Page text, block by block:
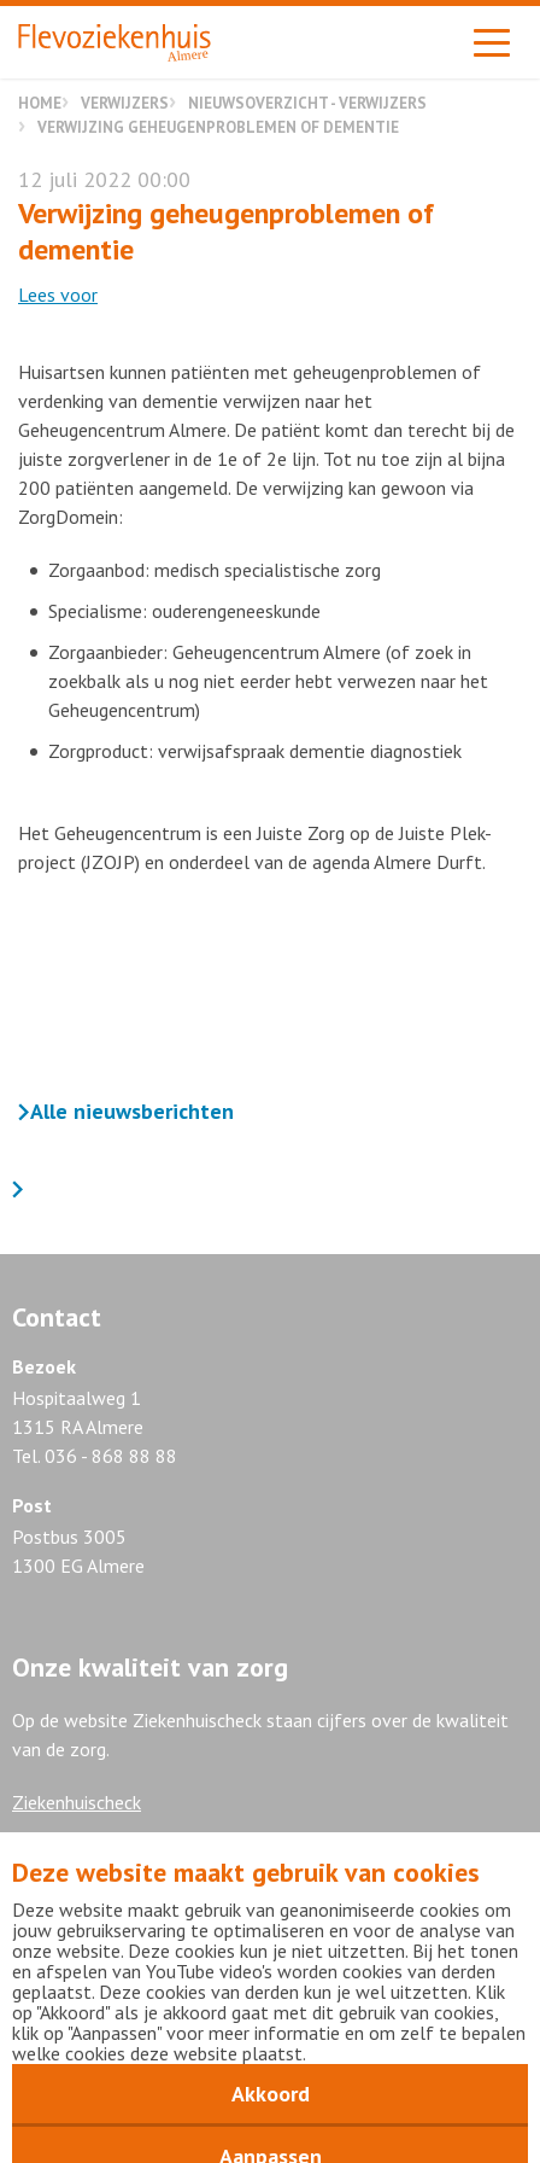
Almere
HOME VERWIJZERS
NIEUWSOVERZICHT - VERWIJZERS
VERWIJZING GEHEUGENPROBLEMEN OF DEMENTIE
12 juli 2022 00:00
Verwijzing geheugenproblemen of
dementie
Lees voor
Huisartsen kunnen patiënten met geheugenproblemen of
verdenking van dementie verwijzen naar het
Geheugencentrum Almere. De patiënt komt dan terecht bij de
juiste zorgverlener in de 1e of 2e lijn. Tot nu toe zijn al bijna
200 patiënten aangemeld. De verwijzing kan gewoon via
ZorgDomein:
Zorgaanbod: medisch specialistische zorg
Specialisme: ouderengeneeskunde
Zorgaanbieder: Geheugencentrum Almere (of zoek in
zoekbalk als u nog niet eerder hebt verwezen naar het
Geheugencentrum)
Zorgproduct: verwijsafspraak dementie diagnostiek
Het Geheugencentrum is een Juiste Zorg op de Juiste Plek-
project (JZOJP) en onderdeel van de agenda Almere Durft.
Alle nieuwsberichten
Contact
Bezoek
Hospitaalweg 1
1315 RA Almere
Tel. 036 - 868 88 88
Post
Postbus 3005
1300 EG Almere
Onze kwaliteit van zorg
Op de website Ziekenhuischeck staan cijfers over de kwaliteit
van de zorg.
Ziekenhuischeck
7,9
Bekijk alle waarderingen
DisclaimerPrivacy statementmijnFlevoziekenhuis
Copyright Flevoziekenhuis 2026
Deze website maakt gebruik van cookies
Deze website maakt gebruik van geanonimiseerde cookies om
jouw gebruikservaring te optimaliseren en voor de analyse van
onze website. Deze cookies kun je niet uitzetten. Bij het tonen
en afspelen van YouTube video's worden cookies van derden
geplaatst. Deze cookies van derden kun je wel uitzetten. Klik
op "Akkoord" als je akkoord gaat met dit gebruik van cookies,
klik op "Aanpassen" voor meer informatie en om zelf te bepalen
welke cookies deze website plaatst.
Akkoord
Aanpassen